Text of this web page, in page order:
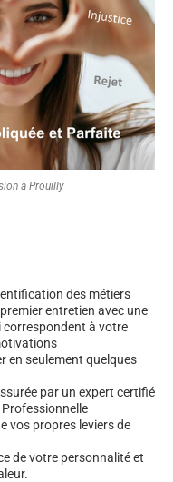
à Prouilly
des métiers
entretien avec une
correspondent à votre
en seulement quelques
par un expert certifié
vos propres leviers de
de votre personnalité et